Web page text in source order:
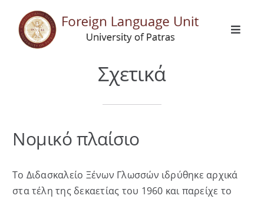
content
Toggle
Γλώσσες
Erasmus
Σχετικά
Νομικό πλαίσιο
Το Διδασκαλείο Ξένων Γλωσσών ιδρύθηκε αρχικά
στα τέλη της δεκαετίας του 1960 και παρείχε το